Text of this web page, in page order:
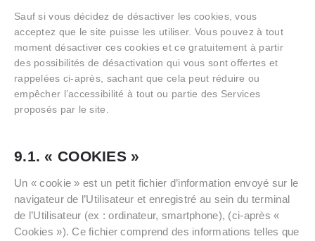
Sauf si vous décidez de désactiver les cookies, vous
acceptez que le site puisse les utiliser. Vous pouvez à tout
moment désactiver ces cookies et ce gratuitement à partir
des possibilités de désactivation qui vous sont offertes et
rappelées ci-après, sachant que cela peut réduire ou
empêcher l’accessibilité à tout ou partie des Services
proposés par le site.
9.1. « COOKIES »
Un « cookie » est un petit fichier d’information envoyé sur le
navigateur de l’Utilisateur et enregistré au sein du terminal
de l’Utilisateur (ex : ordinateur, smartphone), (ci-après «
Cookies »). Ce fichier comprend des informations telles que